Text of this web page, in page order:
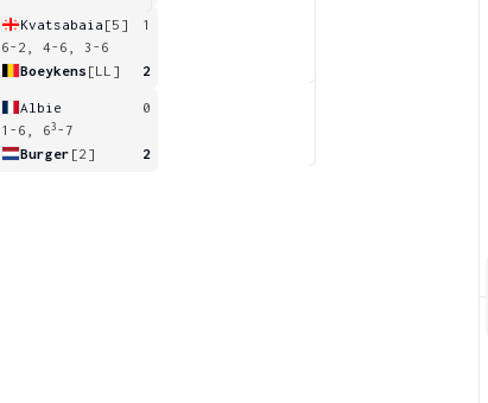
Kvatsabaia [5]
1
6-2, 4-6, 3-6
Boeykens [LL] 2
Albie
0
1-6, 63 -7
Burger [2] 2